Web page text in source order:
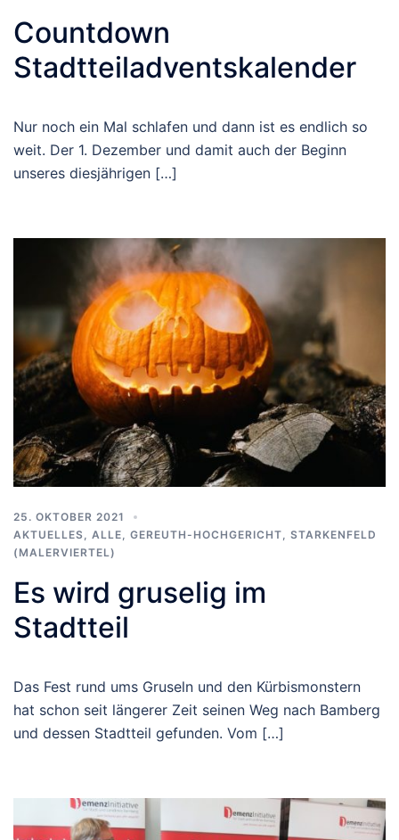
Countdown
Stadtteiladventskalender
Nur noch ein Mal schlafen und dann ist es endlich so
weit. Der 1. Dezember und damit auch der Beginn
unseres diesjährigen […]
25. OKTOBER 2021
AKTUELLES
ALLE GEREUTH-HOCHGERICHT
STARKENFELD
(MALERVIERTEL)
Es wird gruselig im
Stadtteil
Das Fest rund ums Gruseln und den Kürbismonstern
hat schon seit längerer Zeit seinen Weg nach Bamberg
und dessen Stadtteil gefunden. Vom […]